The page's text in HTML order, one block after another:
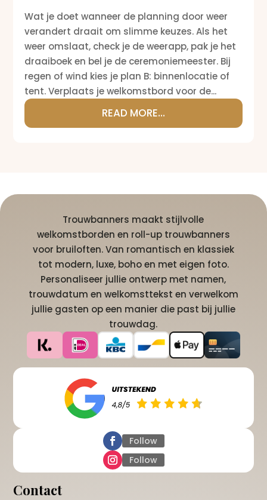
Wat je doet wanneer de planning door weer
verandert draait om slimme keuzes. Als het
weer omslaat, check je de weerapp, pak je het
draaiboek en bel je de ceremoniemeester. Bij
regen of wind kies je plan B: binnenlocatie of
tent. Verplaats je welkomstbord voor de...
READ MORE...
Trouwbanners maakt stijlvolle
welkomstborden en roll-up trouwbanners
voor bruiloften. Van romantisch en klassiek
tot modern, luxe, boho en met eigen foto.
Personaliseer jullie ontwerp met namen,
trouwdatum en welkomsttekst en verwelkom
jullie gasten op een manier die past bij jullie
trouwdag.
Follow
Follow
Contact